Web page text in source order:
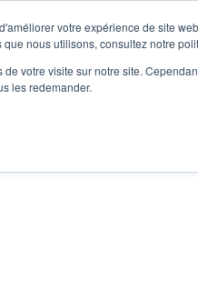
votre expérience de site
nous utilisons, consultez notre
votre visite sur notre site.
les redemander.